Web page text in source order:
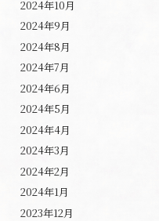
2024年10月
2024年9月
2024年8月
2024年7月
2024年6月
2024年5月
2024年4月
2024年3月
2024年2月
2024年1月
2023年12月